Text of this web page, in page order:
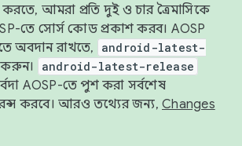
করতে, আমরা প্রতি দুই ও চার ত্রৈমাসিকে
তে সোর্স কোড প্রকাশ করব। AOSP
অবদান রাখতে,
android-latest-
করুন। android-latest-release
সর্বদা AOSP-তে পুশ করা সর্বশেষ
করবে। আরও তথ্যের জন্য, Changes